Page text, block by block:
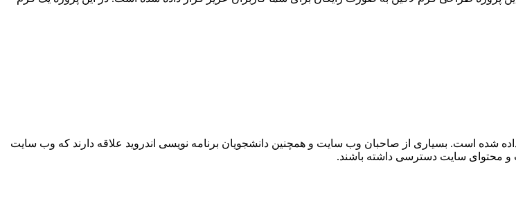
شده است. بسیاری از صاحبان وب سایت و همچنین دانشجویان برنامه نویسی اندروید علاقه دارند که وب سایت
و محتوای سایت دسترسی داشته باشند.